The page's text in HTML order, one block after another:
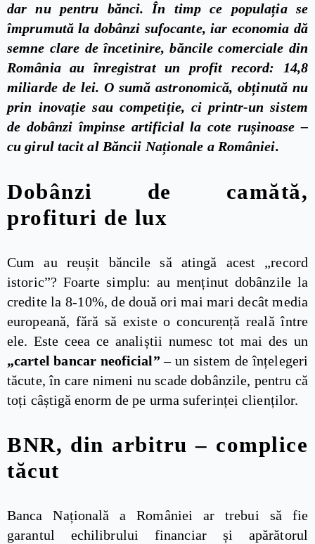
dar nu pentru bănci. În timp ce populația se
împrumută la dobânzi sufocante, iar economia dă
semne clare de încetinire, băncile comerciale din
România au înregistrat un profit record: 14,8
miliarde de lei. O sumă astronomică, obținută nu
prin inovație sau competiție, ci printr-un sistem
de dobânzi împinse artificial la cote rușinoase –
cu girul tacit al Băncii Naționale a României.
Dobânzi de camătă,
profituri de lux
Cum au reușit băncile să atingă acest „record
istoric”? Foarte simplu: au menținut dobânzile la
credite la 8-10%, de două ori mai mari decât media
europeană, fără să existe o concurență reală între
ele. Este ceea ce analiștii numesc tot mai des un
„cartel bancar neoficial” – un sistem de înțelegeri
tăcute, în care nimeni nu scade dobânzile, pentru că
toți câștigă enorm de pe urma suferinței clienților.
BNR, din arbitru – complice
tăcut
Banca Națională a României ar trebui să fie
garantul echilibrului financiar și apărătorul